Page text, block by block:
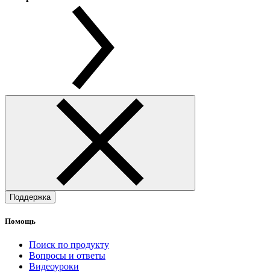
Поддержка
Помощь
Поиск по продукту
Вопросы и ответы
Видеоуроки